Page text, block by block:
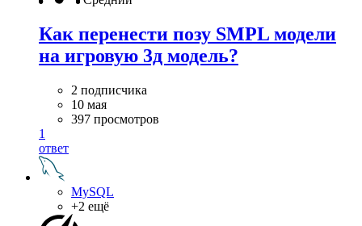
Как перенести позу SMPL модели
на игровую 3д модель?
2 подписчика
10 мая
397 просмотров
1
ответ
MySQL
+2 ещё